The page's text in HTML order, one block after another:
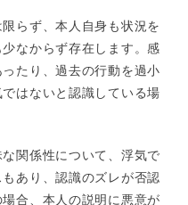
らず、本人自身も状況を
なからず存在します。感
たり、過去の行動を過小
はないと認識している場
関係性について、浮気で
あり、認識のズレが否認
合、本人の説明に悪意が